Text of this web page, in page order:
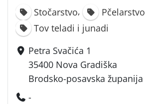
Stočarstvo, Pčelarstvo
Tov teladi i junadi
Petra Svačića 1
35400 Nova Gradiška
Brodsko-posavska županija
-